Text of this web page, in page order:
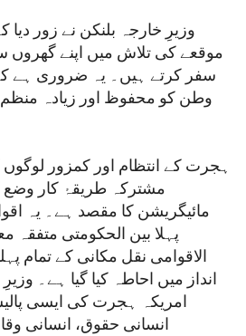
وزیرِ خارجہ بلنکن نے زور
موقعے کی تلاش میں اپنے گھروں
سفر کرتے ہیں۔ یہ ضروری ہے
وطن کو محفوظ اور زیادہ منظم
ہجرت کے انتظام اور کمزور
مشترکہ طریقۂ کار وضع
مائیگریشن کا مقصد ہے۔ یہ
پہلا بین الحکومتی
الاقوامی نقل مکانی کے تمام
انداز میں احاطہ کیا گیا ہے۔
امریکہ ہجرت کی ایسی
انسانی حقوق، انسانی